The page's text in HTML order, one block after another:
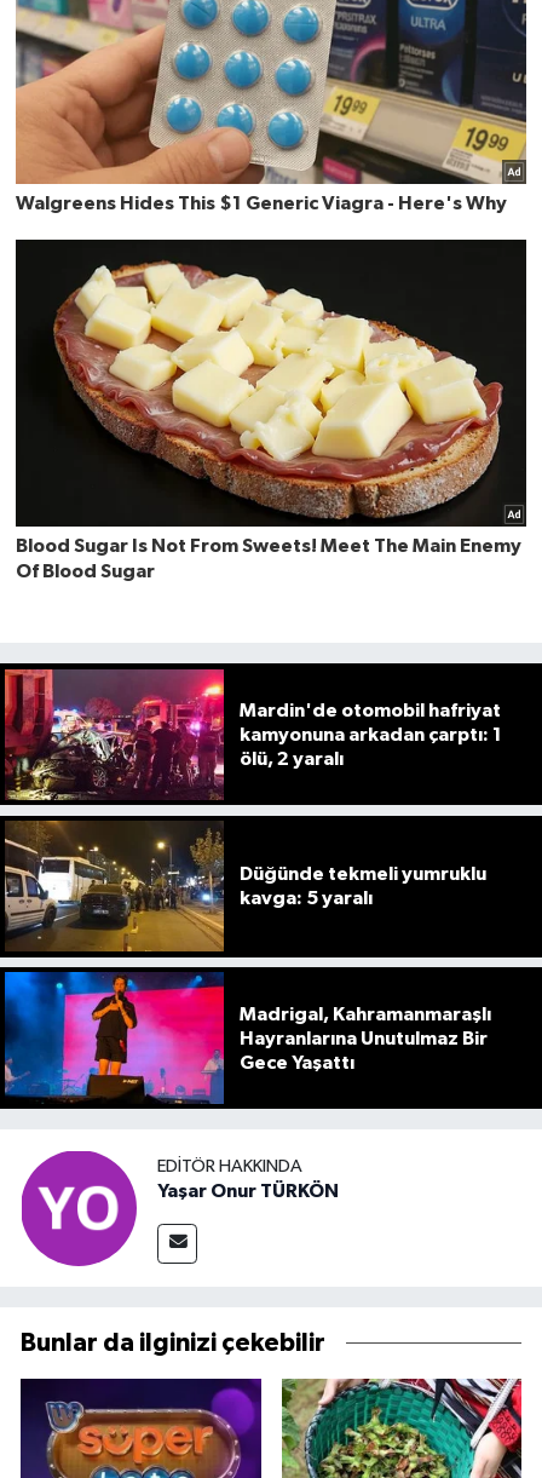
Mardin'de otomobil hafriyat
kamyonuna arkadan çarptı: 1
ölü, 2 yaralı
Düğünde tekmeli yumruklu
kavga: 5 yaralı
Madrigal, Kahramanmaraşlı
Hayranlarına Unutulmaz Bir
Gece Yaşattı
EDITÖR HAKKINDA
Yaşar Onur TÜRKÖN
Bunlar da ilginizi çekebilir